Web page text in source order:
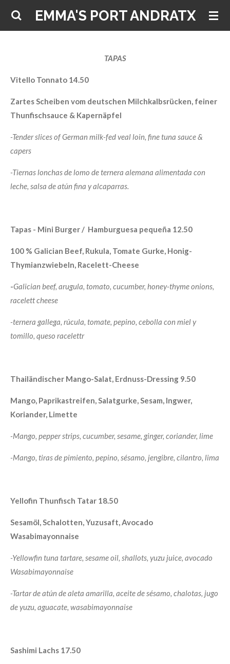
Zum
EMMA'S PORT ANDRATX
TAPAS
Vitello Tonnato 14.50
Zartes Scheiben vom deutschen Milchkalbsrücken, feiner
Thunfischsauce & Kapernäpfel
-Tender slices of German milk-fed veal loin, fine tuna sauce &
capers
-Tiernas lonchas de lomo de ternera alemana alimentada con
leche, salsa de atún fina y alcaparras.
Tapas - Mini Burger / Hamburguesa pequeña 12.50
100 % Galician Beef, Rukula, Tomate Gurke, Honig-
Thymianzwiebeln, Racelett-Cheese
-Galician beef, arugula, tomato, cucumber, honey-thyme onions,
racelett cheese
-ternera gallega, rúcula, tomate, pepino, cebolla con miel y
tomillo, queso racelettr
Thailändischer Mango-Salat, Erdnuss-Dressing 9.50
Mango, Paprikastreifen, Salatgurke, Sesam, Ingwer,
Koriander, Limette
-Mango, pepper strips, cucumber, sesame, ginger, coriander, lime
-Mango, tiras de pimiento, pepino, sésamo, jengibre, cilantro, lima
Yellofin Thunfisch Tatar 18.50
Sesamöl, Schalotten, Yuzusaft, Avocado
Wasabimayonnaise
-Yellowfin tuna tartare, sesame oil, shallots, yuzu juice, avocado
Wasabimayonnaise
-Tartar de atún de aleta amarilla, aceite de sésamo, chalotas, jugo
de yuzu, aguacate, wasabimayonnaise
Sashimi Lachs 17.50